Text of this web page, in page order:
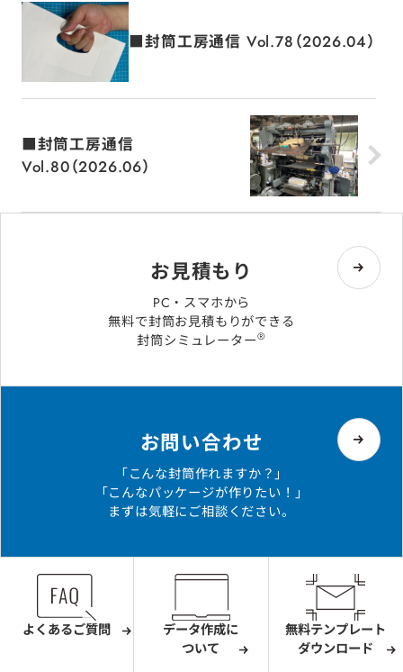
■封筒工房通信 Vol.78（2026.04）
■封筒工房通信
Vol.80（2026.06）
お見積もり
PC・スマホから
無料で封筒お見積もりができる
封筒シミュレーター®
お問い合わせ
「こんな封筒作れますか？」
「こんなパッケージが作りたい！」
まずは気軽にご相談ください。
よくあるご質問
データ作成に
ついて
無料テンプレート
ダウンロード